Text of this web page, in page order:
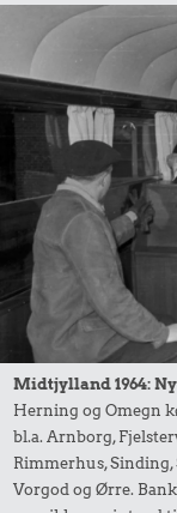
Midtjylland 1964:
Herning og Omegn
bl.a. Arnborg,
Rimmerhus,
Vorgod og Ørre.